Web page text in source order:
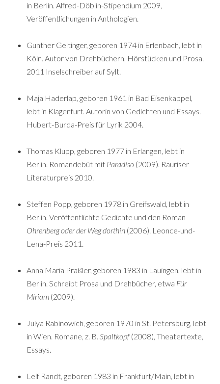
in Berlin. Alfred-Döblin-Stipendium 2009,
Veröffentlichungen in Anthologien.
Gunther Geltinger, geboren 1974 in Erlenbach, lebt in
Köln. Autor von Drehbüchern, Hörstücken und Prosa.
2011 Inselschreiber auf Sylt.
Maja Haderlap, geboren 1961 in Bad Eisenkappel,
lebt in Klagenfurt. Autorin von Gedichten und Essays.
Hubert-Burda-Preis für Lyrik 2004.
Thomas Klupp, geboren 1977 in Erlangen, lebt in
Berlin. Romandebüt mit Paradiso (2009). Rauriser
Literaturpreis 2010.
Steffen Popp, geboren 1978 in Greifswald, lebt in
Berlin. Veröffentlichte Gedichte und den Roman
Ohrenberg oder der Weg dorthin (2006). Leonce-und-
Lena-Preis 2011.
Anna Maria Praßler, geboren 1983 in Lauingen, lebt in
Berlin. Schreibt Prosa und Drehbücher, etwa Für
Miriam (2009).
Julya Rabinowich, geboren 1970 in St. Petersburg, lebt
in Wien. Romane, z. B. Spaltkopf(2008), Theatertexte,
Essays.
Leif Randt, geboren 1983 in Frankfurt/Main, lebt in